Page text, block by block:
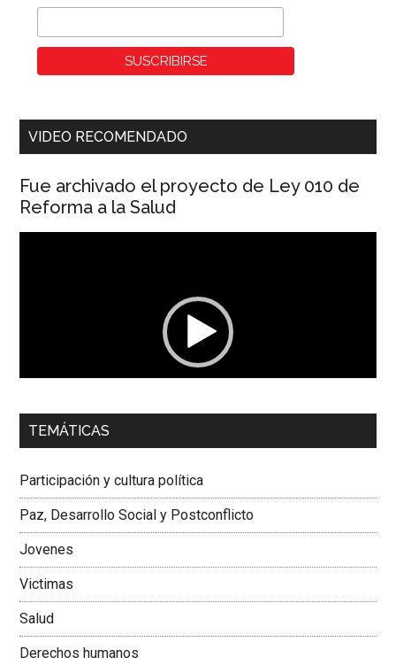
VIDEO RECOMENDADO
Fue archivado el proyecto de Ley 010 de
Reforma a la Salud
00:00 01:04
Dra. Carolina Corcho Mejía,Presidenta Corporación
Colombiana
TEMÁTICAS
Participación y cultura política
Paz, Desarrollo Social y Postconflicto
Jovenes
Victimas
Salud
Derechos humanos